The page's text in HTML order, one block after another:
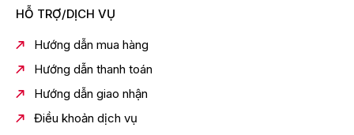
HỖ TRỢ/DỊCH VỤ
Hướng dẫn mua hàng
Hướng dẫn thanh toán
Hướng dẫn giao nhận
Điều khoản dịch vụ